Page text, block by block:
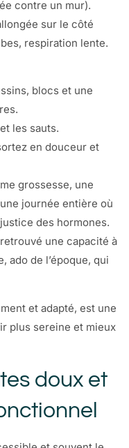
contre un mur).
sur le côté
respiration lente.
blocs et une
les sauts.
en douceur et
grossesse, une
journée entière où
des hormones.
une capacité à
ado de l’époque, qui
et adapté, est une
plus sereine et mieux
doux et